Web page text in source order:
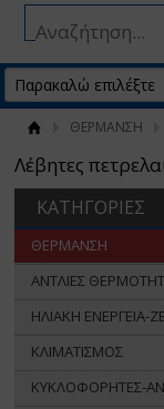
ΘΕΡΜΑΝΣΗ
Λέβητες
ΚΑΤΗΓΟΡΙΕΣ
ΘΕΡΜΑΝΣΗ
ΑΝΤΛΙΕΣ
ΗΛΙΑΚΗ ΕΝΕΡΓΕΙΑ-
ΚΛΙΜΑΤΙΣΜΟΣ
ΚΥΚΛΟΦΟΡΗΤΕΣ-